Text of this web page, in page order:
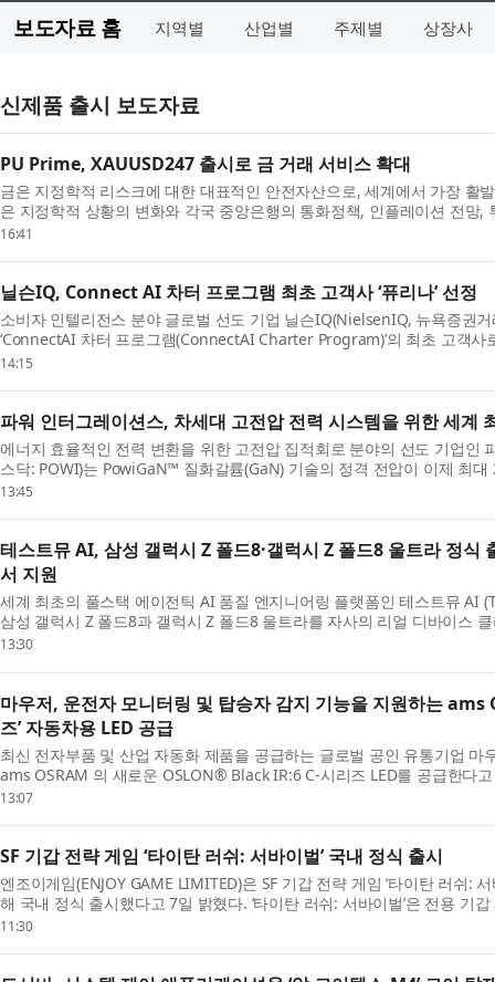
보도자료 홈 지역별 산업별 주제별 상장사
신제품 출시 보도자료
PU Prime, XAUUSD247 출시로 금 거래 서비스 확대
금은 지정학적 리스크에 대한 대표적인 안전자산으로, 세계에서 가장 활
은 지정학적 상황의 변화와 각국 중앙은행의 통화정책, 인플레이션 전망
게 움직이고 있다. 이에 투자...
16:41
닐슨IQ, Connect AI 차터 프로그램 최초 고객사 ‘퓨리나’ 선정
소비자 인텔리전스 분야 글로벌 선도 기업 닐슨IQ(NielsenIQ, 뉴욕증권
‘ConnectAI 차터 프로그램(ConnectAI Charter Program)’의 최초 고객
가 퍼스널케어, 펫케어, 뷰티, 음료 ...
14:15
파워 인터그레이션스, 차세대 고전압 전력 시스템을 위한 세계
에너지 효율적인 전력 변환을 위한 고전압 집적회로 분야의 선도 기업
스닥: POWI)는 PowiGaN™ 질화갈륨(GaN) 기술의 정격 전압이 이제 최
기술의 전압 성능을 훨씬 뛰어...
13:45
테스트뮤 AI, 삼성 갤럭시 Z 폴드8·갤럭시 Z 폴드8 울트라 정식
서 지원
세계 최초의 풀스택 에이전틱 AI 품질 엔지니어링 플랫폼인 테스트뮤 AI
삼성 갤럭시 Z 폴드8과 갤럭시 Z 폴드8 울트라를 자사의 리얼 디바이스
있게 됐다고 발표했다. 삼성...
13:30
마우저, 운전자 모니터링 및 탑승자 감지 기능을 지원하는
즈’ 자동차용 LED 공급
최신 전자부품 및 산업 자동화 제품을 공급하는 글로벌 공인 유통기업
ams OSRAM 의 새로운 OSLON® Black IR:6 C-시리즈 LED를 공급한다
탑승자 모니터링과 탑승 감지 등 ...
13:07
SF 기갑 전략 게임 ‘타이탄 러쉬: 서바이벌’ 국내 정식 출시
엔조이게임(ENJOY GAME LIMITED)은 SF 기갑 전략 게임 ‘타이탄 러쉬:
해 국내 정식 출시했다고 7일 밝혔다. ‘타이탄 러쉬: 서바이벌’은 전용 기
운영 등을 결합한 SF 기...
11:30